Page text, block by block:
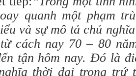
quanh một phạm
và sự mô tả chủ
cách nay 70 – 80
tận hôm nay. Đó là
thời đại trong trứ